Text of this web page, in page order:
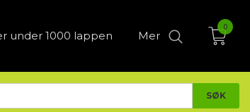
under 1000 lappen Mer
0